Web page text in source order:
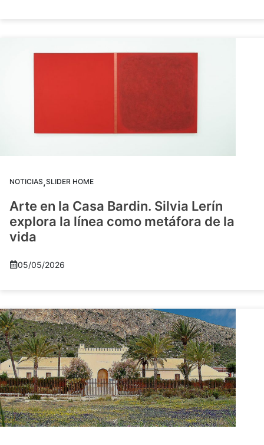
NOTICIAS,SLIDER HOME
Arte en la Casa Bardin. Silvia Lerín
explora la línea como metáfora de la
vida
05/05/2026